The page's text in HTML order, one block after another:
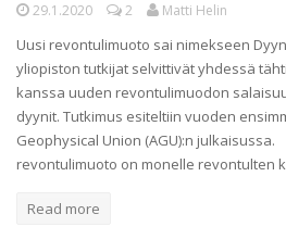
29.1.2020 2 Matti Helin
Uusi revontulimuoto sai nimekseen
yliopiston tutkijat selvittivät yhdessä
kanssa uuden revontulimuodon
dyynit. Tutkimus esiteltiin vuoden
Geophysical Union (AGU):n
revontulimuoto on monelle revontulten
Read more